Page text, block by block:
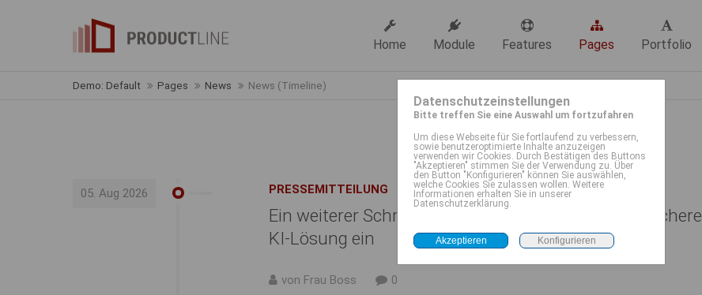
Home Module Features Pages Portfolio
Demo: Default Pages News News (Timeline)
05. Aug 2026 PRESSEMITTEILUNG
Ein weiterer Schritt zur Digitalisierung: ZAV führt sichere
KI-Lösung ein
von Frau Boss 0
Datenschutzeinstellungen
Bitte treffen Sie eine Auswahl um fortzufahren
Um diese Webseite für Sie fortlaufend zu verbessern,
sowie benutzeroptimierte Inhalte anzuzeigen
verwenden wir Cookies. Durch Bestätigen des Buttons
"Akzeptieren" stimmen Sie der Verwendung zu. Über
den Button "Konfigurieren" können Sie auswählen,
welche Cookies Sie zulassen wollen. Weitere
Informationen erhalten Sie in unserer
Datenschutzerklärung.